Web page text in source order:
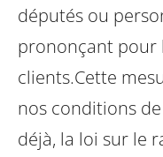
députés ou
prononçant pour
clients.Cette
nos conditions
déjà, la loi sur le